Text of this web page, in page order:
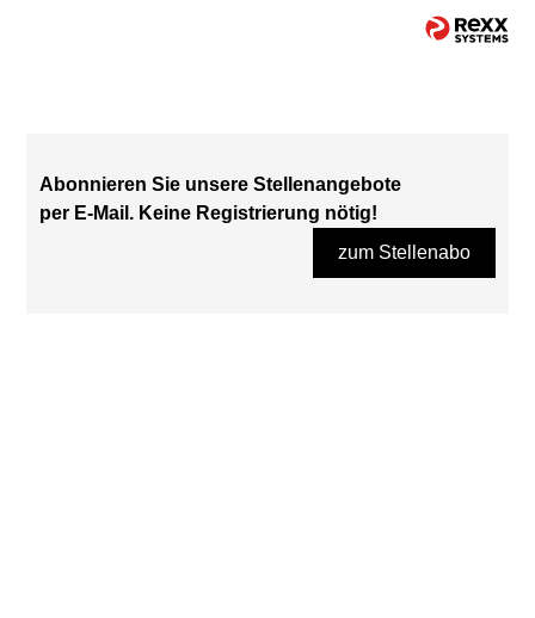
Abonnieren Sie unsere Stellenangebote
per E-Mail. Keine Registrierung nötig!
zum Stellenabo